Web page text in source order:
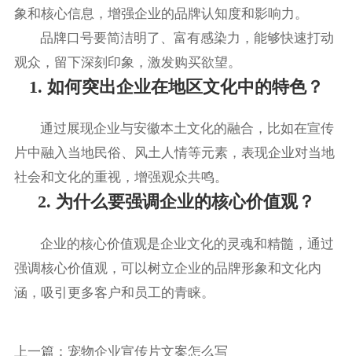
象和核心信息，增强企业的品牌认知度和影响力。
品牌口号要简洁明了、富有感染力，能够快速打动
观众，留下深刻印象，激发购买欲望。
1. 如何突出企业在地区文化中的特色？
通过展现企业与安徽本土文化的融合，比如在宣传
片中融入当地民俗、风土人情等元素，表现企业对当地
社会和文化的重视，增强观众共鸣。
2. 为什么要强调企业的核心价值观？
企业的核心价值观是企业文化的灵魂和精髓，通过
强调核心价值观，可以树立企业的品牌形象和文化内
涵，吸引更多客户和员工的青睐。
上一篇： 宠物企业宣传片文案怎么写